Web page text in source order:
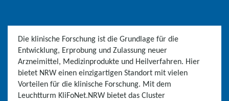
Die klinische Forschung ist die Grundlage für die
Entwicklung, Erprobung und Zulassung neuer
Arzneimittel, Medizinprodukte und Heilverfahren. Hier
bietet NRW einen einzigartigen Standort mit vielen
Vorteilen für die klinische Forschung. Mit dem
Leuchtturm KliFoNet.NRW bietet das Cluster